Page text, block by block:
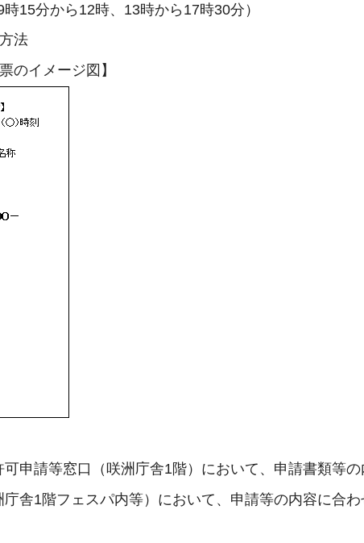
15分から12時、13時から17時30分）
法
のイメージ図】
申請等窓口（咲洲庁舎1階）において、申請書類等の
舎1階フェスパ内等）において、申請等の内容に合